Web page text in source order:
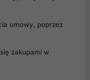
umowy, poprzez
zakupami w